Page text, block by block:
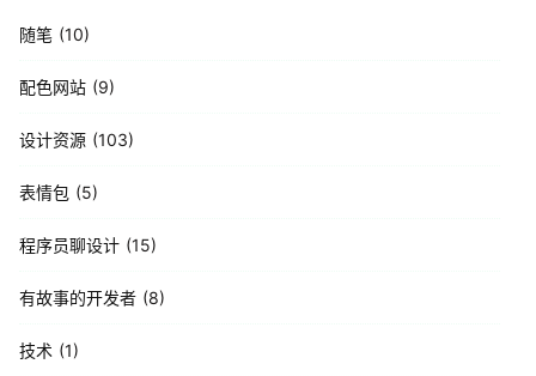
随笔 10
配色网站 9
设计资源 103
表情包 5
程序员聊设计 15
有故事的开发者 8
技术 1